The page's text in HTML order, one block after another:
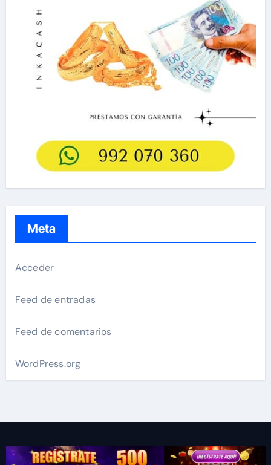
Meta
Acceder
Feed de entradas
Feed de comentarios
WordPress.org